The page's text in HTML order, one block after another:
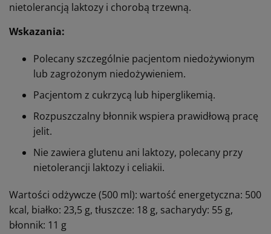
nietolerancją laktozy i chorobą trzewną.
Wskazania:
Polecany szczególnie pacjentom niedożywionym
lub zagrożonym niedożywieniem.
Pacjentom z cukrzycą lub hiperglikemią.
Rozpuszczalny błonnik wspiera prawidłową pracę
jelit.
Nie zawiera glutenu ani laktozy, polecany przy
nietolerancji laktozy i celiakii.
Wartości odżywcze (500 ml): wartość energetyczna: 500
kcal, białko: 23,5 g, tłuszcze: 18 g, sacharydy: 55 g,
błonnik: 11 g